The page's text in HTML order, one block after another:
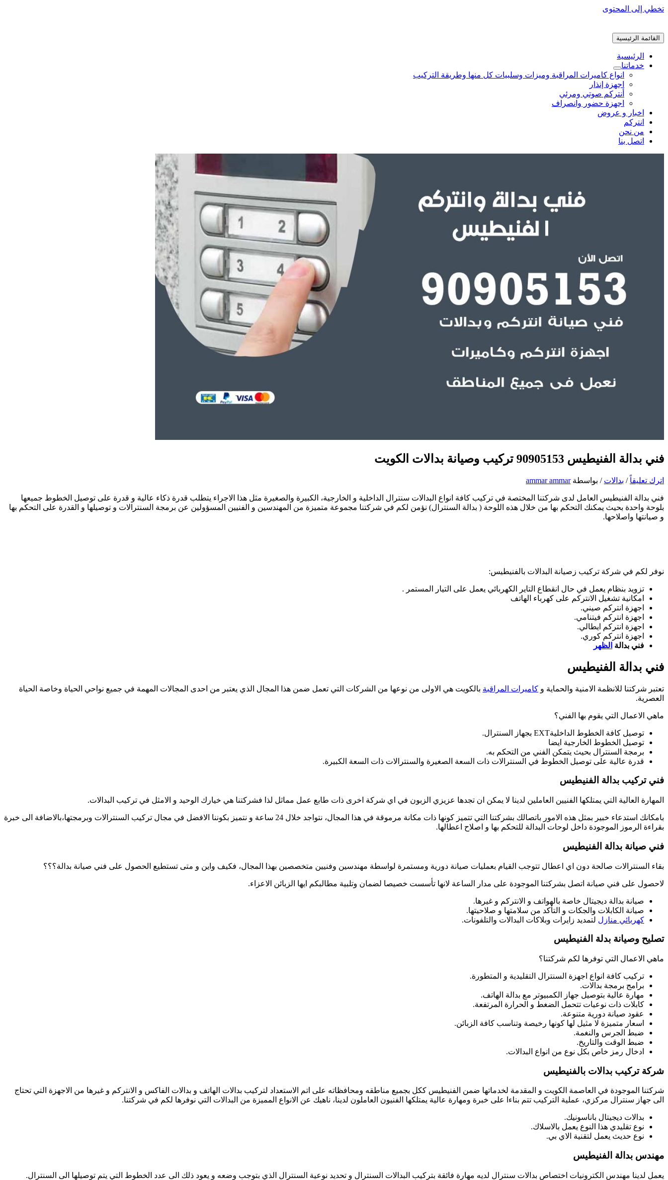
تخطي إلى المحتوى
القائمة الرئيسية
الرئيسية
خدماتنا
انواع كاميرات المراقبة وميزات وسلبيات كل منها وطريقة التركيب
اجهزة إنذار
أنتركم صوتي ومرئي
اجهزة حضور وانصراف
اخبار و عروض
انتركم
من نحن
اتصل بنا
فني بدالة الفنيطيس 90905153 تركيب وصيانة بدالات الكويت
اترك تعليقاً / بدالات / بواسطة ammar ammar
فني بدالة الفنيطيس العامل لدى شركتنا المختصة في تركيب كافة انواع البدالات سنترال الداخلية و الخارجية، الكبيرة والصغيرة مثل هذا الاجراء يتطلب قدرة ذكاء عالية و قدرة على توصيل الخطوط جميعها
بلوحة واحدة بحيث يمكنك التحكم بها من خلال هذه اللوحة ( بدالة السنترال) نؤمن لكم في شركتنا مجموعة متميزة من المهندسين و الفنيين المسؤولين عن برمجة السنترالات و توصيلها و القدرة على التحكم بها
و صيانتها واصلاحها.
نوفر لكم في شركة تركيب زصيانة البدالات بالفنيطيس:
تزويد بنظام يعمل في حال انقطاع التاير الكهربائي يعمل على التيار المستمر .
امكانية تشغيل الانتركم على كهرباء الهاتف
اجهزة انتركم صيني.
اجهزة انتركم فيتنامي.
اجهزة انتركم ايطالي.
اجهزة انتركم كوري.
فني بدالة الظهر
فني بدالة الفنيطيس
تعتبر شركتنا للانظمة الامنية والحماية و كاميرات المراقبة بالكويت هي الاولى من نوعها من الشركات التي تعمل ضمن هذا المجال الذي يعتبر من احدى المجالات المهمة في جميع نواحي الحياة وخاصة الحياة
العصرية.
ماهي الاعمال التي يقوم بها الفني؟
توصيل كافة الخطوط الداخليةEXT بجهاز السنترال.
توصيل الخطوط الخارجية ايضا
برمجة السنترال بحيث يتمكن الفني من التحكم به.
قدرة عالية على توصيل الخطوط في السنترالات ذات السعة الصغيرة والسنترالات ذات السعة الكبيرة.
فني تركيب بدالة الفنيطيس
المهارة العالية التي يمتلكها الفنيين العاملين لدينا لا يمكن ان تجدها عزيزي الزبون في اي شركة اخرى ذات طابع عمل مماثل لذا فشركتنا هي خيارك الوحيد و الامثل في تركيب البدالات.
بامكانك استدعاء خبير بمثل هذه الامور باتصالك بشركتنا التي تتميز كونها ذات مكانة مرموقة في هذا المجال، نتواجد خلال 24 ساعة و نتميز بكوننا الافضل في مجال تركيب السنترالات وبرمجتها،بالاضافة الى خبرة
بقراءة الرموز الموجودة داخل لوحات البدالة للتحكم بها و اصلاح اعطالها.
فني صيانة بدالة الفنيطيس
بقاء السنترالات صالحة دون اي اعطال تتوجب القيام بعمليات صيانة دورية ومستمرة لواسطة مهندسين وفنيين متخصصين بهذا المجال، فكيف واين و متى تستطيع الحصول على فني صيانة بدالة؟؟؟
لاحصول على فني صيانة اتصل بشركتنا الموجودة على مدار الساعة لانها تأسست خصيصا لضمان وتلبية مطالبكم ايها الزبائن الاعزاء.
صيانة بدالة ديجيتال خاصة بالهواتف و الانتركم و غيرها.
صيانة الكابلات والجكات و التأكد من سلامتها و صلاحيتها.
كهربائي منازل لتمديد زايرات وبلاكات البدالات والتلفونات.
تصليح وصيانة بدلة الفنيطيس
ماهي الاعمال التي توفرها لكم شركتنا؟
تركيب كافة انواع اجهزة السنترال التقليدية و المتطورة.
برامج برمجة بدالات.
مهارة عالية بتوصيل جهاز الكمبيوتر مع بدالة الهاتف.
كابلات ذات نوعيات تتحمل الضغط و الحرارة المرتفعة.
عقود صيانة دورية متنوعة.
اسعار متميزة لا مثيل لها كونها رخيصة وتناسب كافة الزبائن.
ضبط الجرس والنغمة.
ضبط الوقت والتاريخ.
ادخال رمز خاص بكل نوع من انواع البدالات.
شركة تركيب بدالات بالفنيطيس
شركتنا الموجودة في العاصمة الكويت و المقدمة لخدماتها ضمن الفنيطيس ككل بجميع مناطقه ومحافظاته على اتم الاستعداد لتركيب بدالات الهاتف و بدالات الفاكس و الانتركم و غيرها من الاجهزة التي تحتاج
الى جهاز سنترال مركزي، عملية التركيب تتم بناءا على خبرة ومهارة عالية يمتلكها الفنيون العاملون لدينا، ناهيك عن الانواع المميزة من البدالات التي نوفرها لكم في شركتنا.
بدالات ديجيتال باناسونيك.
نوع تقليدي هذا النوع يعمل بالاسلاك.
نوع حديث يعمل لتقنية الاي بي.
مهندس بدالة الفنيطيس
يعمل لدينا مهندس الكترونيات اختصاص بدالات سنترال لديه مهارة فائقة بتركيب البدالات السنترال و تحديد نوعية السنترال الذي بتوجب وضعه و يعود ذلك الى عدد الخطوط التي يتم توصيلها الى السنترال.